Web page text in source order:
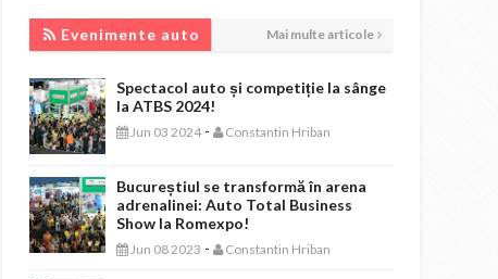
Evenimente auto Mai multe articole
Spectacol auto și competiție la sânge
la ATBS 2024!
Jun 03 2024 - Constantin Hriban
Bucureștiul se transformă în arena
adrenalinei: Auto Total Business
Show la Romexpo!
Jun 08 2023 - Constantin Hriban